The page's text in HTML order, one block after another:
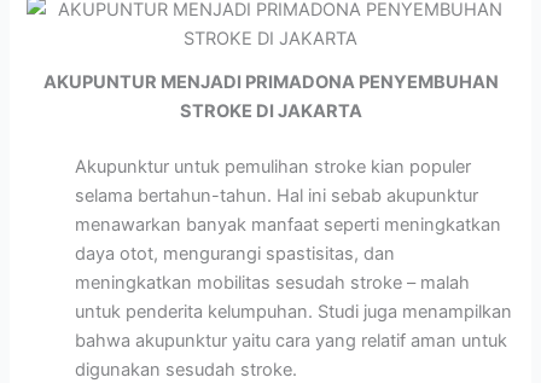
AKUPUNTUR MENJADI PRIMADONA PENYEMBUHAN
STROKE DI JAKARTA
Akupunktur untuk pemulihan stroke kian populer
selama bertahun-tahun. Hal ini sebab akupunktur
menawarkan banyak manfaat seperti meningkatkan
daya otot, mengurangi spastisitas, dan
meningkatkan mobilitas sesudah stroke – malah
untuk penderita kelumpuhan. Studi juga menampilkan
bahwa akupunktur yaitu cara yang relatif aman untuk
digunakan sesudah stroke.